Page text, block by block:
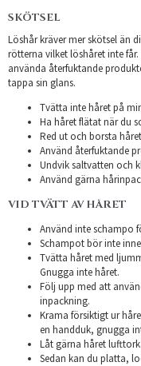
SKÖTSEL
Löshår kräver mer skötsel än
rötterna vilket löshåret inte
använda återfuktande
tappa sin glans.
Tvätta inte håret på
Ha håret flätat när du
Red ut och borsta
Använd återfuktande
Undvik saltvatten och
Använd gärna
VID TVÄTT AV HÅRET
Använd inte schampo
Schampot bör inte
Tvätta håret med
Gnugga inte håret.
Följ upp med att
inpackning.
Krama försiktigt ur
en handduk, gnugga
Låt gärna håret
Sedan kan du platta,